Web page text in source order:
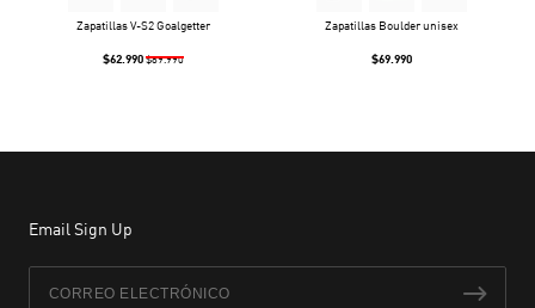
Zapatillas V-S2 Goalgetter
$62.990 $89.990
Zapatillas Boulder unisex
$69.990